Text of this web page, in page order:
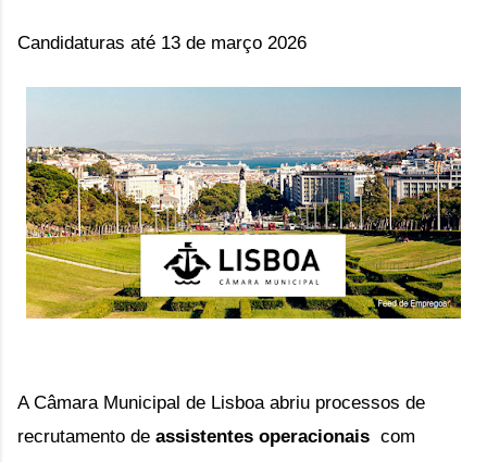
Candidaturas até 13 de março 2026
A Câmara Municipal de Lisboa abriu processos de
recrutamento de assistentes operacionais com